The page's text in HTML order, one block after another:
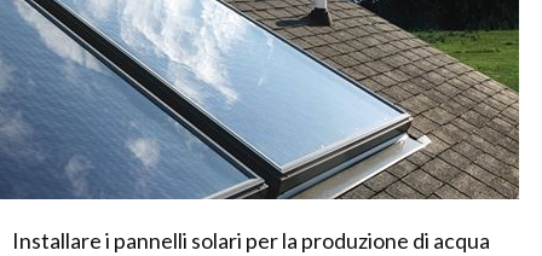
Installare i pannelli solari per la produzione di acqua